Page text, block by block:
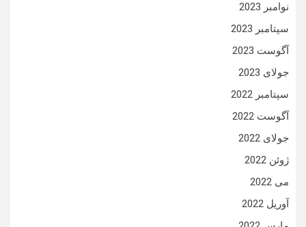
نوامبر 2023
سپتامبر 2023
آگوست 2023
جولای 2023
سپتامبر 2022
آگوست 2022
جولای 2022
ژوئن 2022
می 2022
آوریل 2022